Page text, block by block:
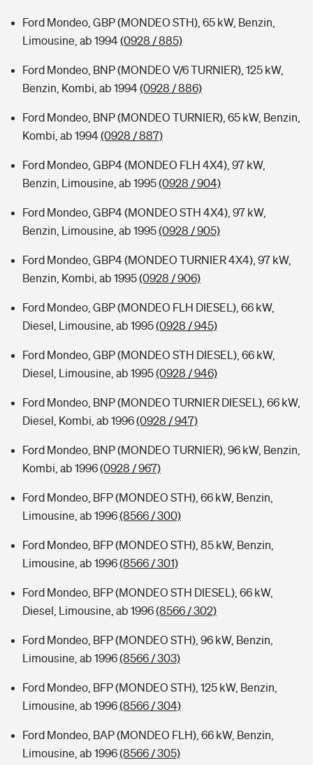
Ford Mondeo, GBP (MONDEO STH), 65 kW, Benzin,
Limousine, ab 1994(0928 / 885)
Ford Mondeo, BNP (MONDEO V/6 TURNIER), 125 kW,
Benzin, Kombi, ab 1994(0928 / 886)
Ford Mondeo, BNP (MONDEO TURNIER), 65 kW, Benzin,
Kombi, ab 1994(0928 / 887)
Ford Mondeo, GBP4 (MONDEO FLH 4X4), 97 kW,
Benzin, Limousine, ab 1995(0928 / 904)
Ford Mondeo, GBP4 (MONDEO STH 4X4), 97 kW,
Benzin, Limousine, ab 1995(0928 / 905)
Ford Mondeo, GBP4 (MONDEO TURNIER 4X4), 97 kW,
Benzin, Kombi, ab 1995(0928 / 906)
Ford Mondeo, GBP (MONDEO FLH DIESEL), 66 kW,
Diesel, Limousine, ab 1995(0928 / 945)
Ford Mondeo, GBP (MONDEO STH DIESEL), 66 kW,
Diesel, Limousine, ab 1995(0928 / 946)
Ford Mondeo, BNP (MONDEO TURNIER DIESEL), 66 kW,
Diesel, Kombi, ab 1996(0928 / 947)
Ford Mondeo, BNP (MONDEO TURNIER), 96 kW, Benzin,
Kombi, ab 1996(0928 / 967)
Ford Mondeo, BFP (MONDEO STH), 66 kW, Benzin,
Limousine, ab 1996(8566 / 300)
Ford Mondeo, BFP (MONDEO STH), 85 kW, Benzin,
Limousine, ab 1996(8566 / 301)
Ford Mondeo, BFP (MONDEO STH DIESEL), 66 kW,
Diesel, Limousine, ab 1996(8566 / 302)
Ford Mondeo, BFP (MONDEO STH), 96 kW, Benzin,
Limousine, ab 1996(8566 / 303)
Ford Mondeo, BFP (MONDEO STH), 125 kW, Benzin,
Limousine, ab 1996(8566 / 304)
Ford Mondeo, BAP (MONDEO FLH), 66 kW, Benzin,
Limousine, ab 1996(8566 / 305)